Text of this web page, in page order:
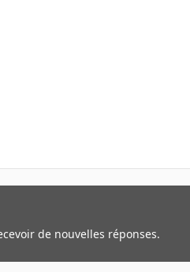
de nouvelles réponses.